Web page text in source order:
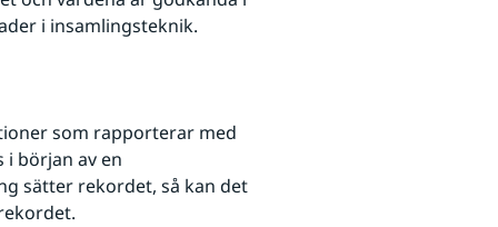
i insamlingsteknik.
som rapporterar med
början av en
sätter rekordet, så kan det